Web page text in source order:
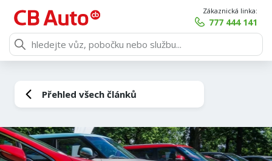
Zákaznická linka:
777 444 141
Přehled všech článků